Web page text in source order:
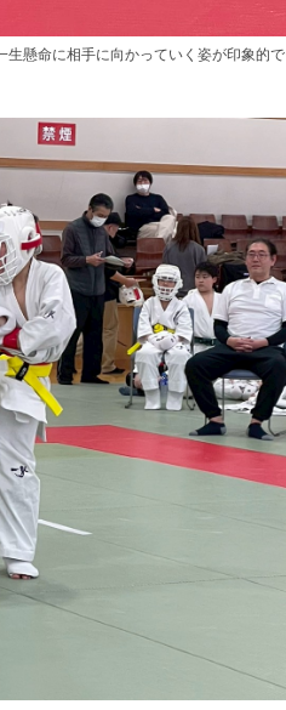
懸命に相手に向かっていく姿が印象的で